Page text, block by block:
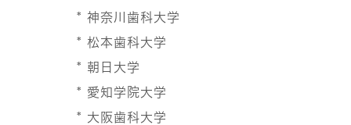
* 神奈川歯科大学
* 松本歯科大学
* 朝日大学
* 愛知学院大学
* 大阪歯科大学